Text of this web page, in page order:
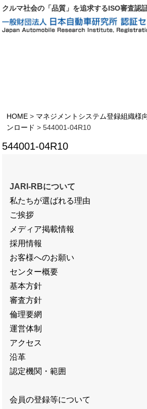
クルマ社会の「品質」を追求するISO審査認
HOME > マネジメントシステム登録組織様
ンロード >544001-04R10
544001-04R10
JARI-RBについて
私たちが選ばれる理由
ご挨拶
メディア掲載情報
採用情報
お客様へのお願い
センター概要
基本方針
審査方針
倫理要網
運営体制
アクセス
沿革
認定機関・範囲
会員の登録等について